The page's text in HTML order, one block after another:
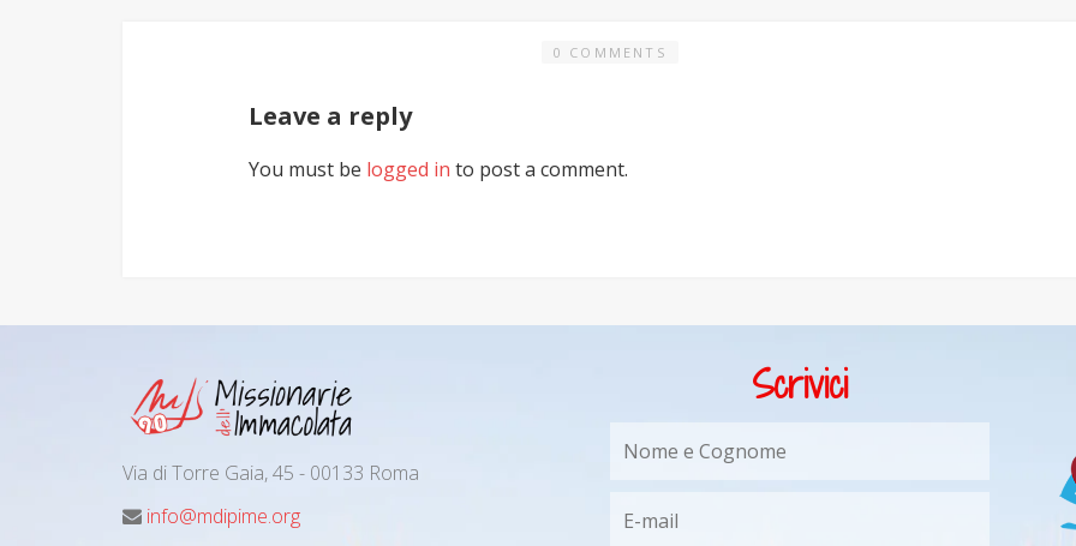
0 COMMENTS
Leave a reply
You must be logged in to post a comment.
Via di Torre Gaia, 45 - 00133 Roma
info@mdipime.org
Scrivici